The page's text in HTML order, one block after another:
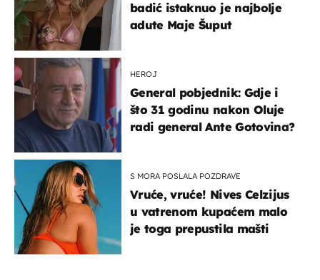
badić istaknuo je najbolje
adute Maje Šuput
HEROJ
General pobjednik: Gdje i
što 31 godinu nakon Oluje
radi general Ante Gotovina?
S MORA POSLALA POZDRAVE
Vruće, vruće! Nives Celzijus
u vatrenom kupaćem malo
je toga prepustila mašti